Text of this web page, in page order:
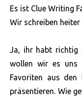
Es ist Clue Writing
Wir schreiben
Ja, ihr habt richtig
wollen wir es uns
Favoriten aus den
präsentieren. Wie